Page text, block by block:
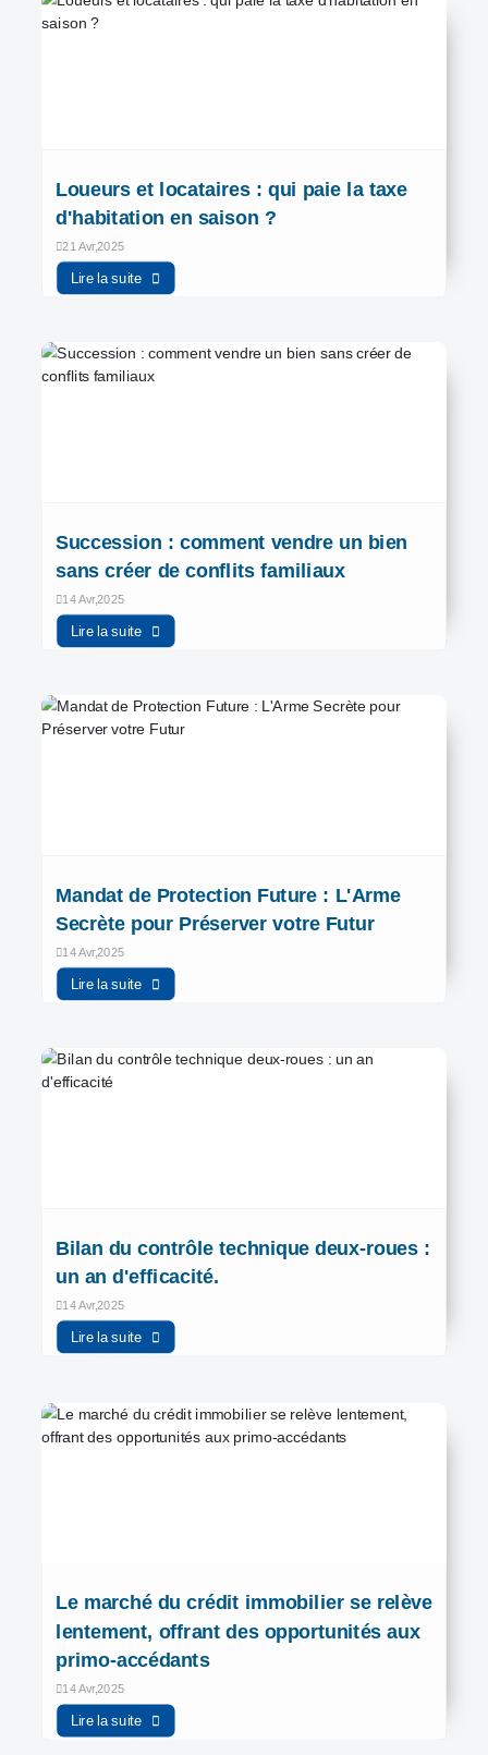
Loueurs et locataires : qui paie la taxe
d'habitation en saison ?
21 Avr,2025
Lire la suite
Succession : comment vendre un bien
sans créer de conflits familiaux
14 Avr,2025
Lire la suite
Mandat de Protection Future : L'Arme
Secrète pour Préserver votre Futur
14 Avr,2025
Lire la suite
Bilan du contrôle technique deux-roues :
un an d'efficacité.
14 Avr,2025
Lire la suite
Le marché du crédit immobilier se relève
lentement, offrant des opportunités aux
primo-accédants
14 Avr,2025
Lire la suite